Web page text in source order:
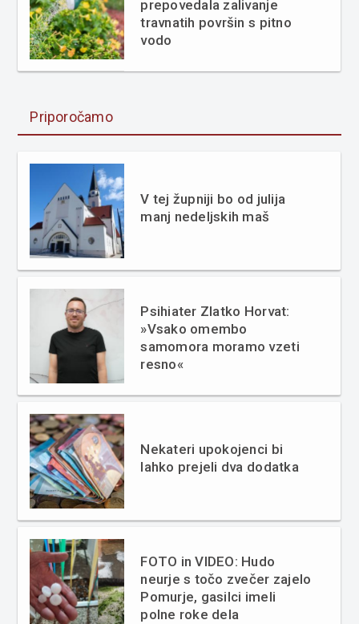
prepovedala zalivanje
travnatih površin s pitno
vodo
Priporočamo
V tej župniji bo od julija
manj nedeljskih maš
Psihiater Zlatko Horvat:
»Vsako omembo
samomora moramo vzeti
resno«
Nekateri upokojenci bi
lahko prejeli dva dodatka
FOTO in VIDEO: Hudo
neurje s točo zvečer zajelo
Pomurje, gasilci imeli
polne roke dela